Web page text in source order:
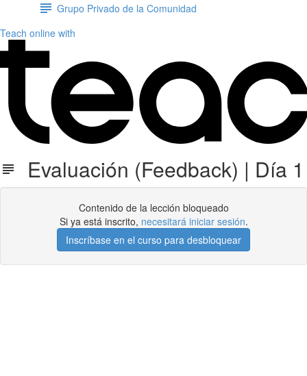
Grupo Privado de la Comunidad
Teach online with
Evaluación (Feedback) | Día 1
Contenido de la lección bloqueado
Si ya está inscrito, necesitará iniciar sesión.
Inscríbase en el curso para desbloquear